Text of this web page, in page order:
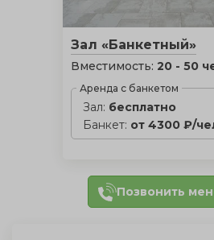
Зал «Банкетный»
Вместимость: 20 - 50
Аренда с банкетом
Зал: бесплатно
Банкет: от 4300 ₽/
Позвонить